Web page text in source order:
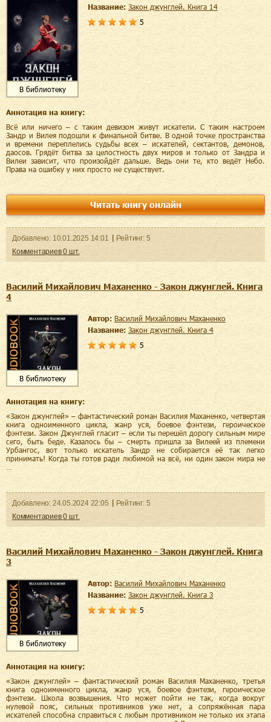
В библиотеку
Название:
Закон джунглей. Книга 14
5
Аннотация на книгу:
Всё или ничего – с таким девизом живут искатели. С таким настроем
Зандр и Вилея подошли к финальной битве. В одной точке пространства
и времени переплелись судьбы всех – искателей, сектантов, демонов,
даосов. Грядёт битва за целостность двух миров и только от Зандра и
Вилеи зависит, что произойдёт дальше. Ведь они те, кто ведёт Небо.
Права на ошибку у них просто не существует.
Читать книгу онлайн
Добавленo: 10.01.2025 14:01 Рейтинг: 5
Комментариев0 шт.
Василий Михайлович Маханенко - Закон джунглей. Книга
4
В библиотеку
Автор:
Василий Михайлович Маханенко
Название:
Закон джунглей. Книга 4
5
Аннотация на книгу:
«Закон джунглей» – фантастический роман Василия Маханенко, четвертая
книга одноименного цикла, жанр уся, боевое фэнтези, героическое
фэнтези. Закон Джунглей гласит – если ты перешёл дорогу сильным мире
сего, быть беде. Казалось бы – смерть пришла за Вилеей из племени
Урбангос, вот только искатель Зандр не собирается её так легко
принимать! Когда ты готов ради любимой на всё, ни один закон мира не
Добавленo: 24.05.2024 22:05 Рейтинг: 5
Комментариев0 шт.
Василий Михайлович Маханенко - Закон джунглей. Книга
3
В библиотеку
Автор:
Василий Михайлович Маханенко
Название:
Закон джунглей. Книга 3
5
Аннотация на книгу:
«Закон джунглей» – фантастический роман Василия Маханенко, третья
книга одноименного цикла, жанр уся, боевое фэнтези, героическое
фэнтези. Школа возвышения. Что может пойти не так, когда вокруг
нулевой пояс, сильных противников уже нет, а сопряжённая пара
искателей способна справиться с любым противником не только их этапа